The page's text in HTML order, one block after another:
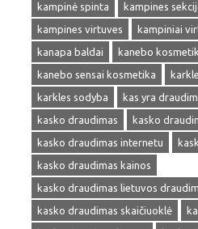
kampinė spinta
kampines
kampines virtuves
kampiniai
kanapa baldai
kanebo
kanebo sensai kosmetika
karkles sodyba
kas yra
kasko draudimas
kasko
kasko draudimas internetu
kasko draudimas kainos
kasko draudimas lietuvos
kasko draudimas skaičiuoklė